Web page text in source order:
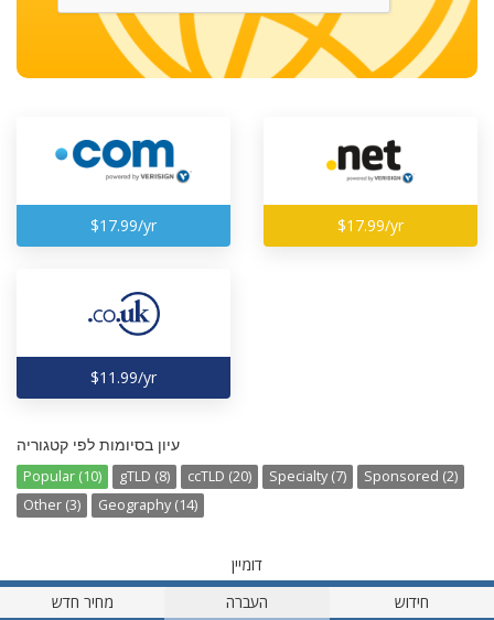
$17.99/yr $17.99/yr
$11.99/yr
עיון בסיומות לפי קטגוריה
Popular (10) gTLD (8) ccTLD (20) Specialty (7)
Sponsored (2)
Other (3)
Geography (14)
דומיין
מחיר חדש
העברה חידוש